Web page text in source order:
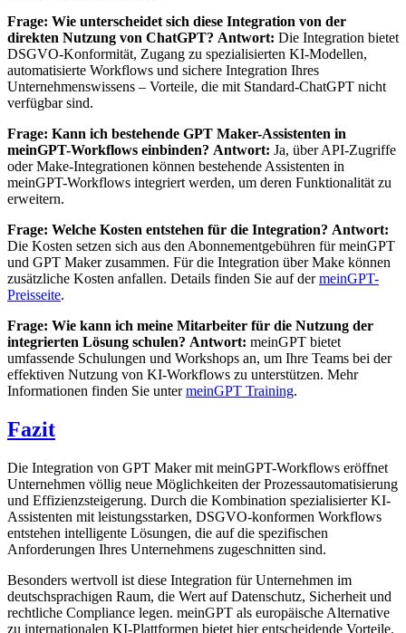
Frage: Wie unterscheidet sich diese Integration von der
direkten Nutzung von ChatGPT? Antwort: Die Integration bietet
DSGVO-Konformität, Zugang zu spezialisierten KI-Modellen,
automatisierte Workflows und sichere Integration Ihres
Unternehmenswissens – Vorteile, die mit Standard-ChatGPT nicht
verfügbar sind.
Frage: Kann ich bestehende GPT Maker-Assistenten in
meinGPT-Workflows einbinden? Antwort: Ja, über API-Zugriffe
oder Make-Integrationen können bestehende Assistenten in
meinGPT-Workflows integriert werden, um deren Funktionalität zu
erweitern.
Frage: Welche Kosten entstehen für die Integration? Antwort:
Die Kosten setzen sich aus den Abonnementgebühren für meinGPT
und GPT Maker zusammen. Für die Integration über Make können
zusätzliche Kosten anfallen. Details finden Sie auf dermeinGPT-
Preisseite.
Frage: Wie kann ich meine Mitarbeiter für die Nutzung der
integrierten Lösung schulen? Antwort: meinGPT bietet
umfassende Schulungen und Workshops an, um Ihre Teams bei der
effektiven Nutzung von KI-Workflows zu unterstützen. Mehr
Informationen finden Sie untermeinGPT Training.
Fazit
Die Integration von GPT Maker mit meinGPT-Workflows eröffnet
Unternehmen völlig neue Möglichkeiten der Prozessautomatisierung
und Effizienzsteigerung. Durch die Kombination spezialisierter KI-
Assistenten mit leistungsstarken, DSGVO-konformen Workflows
entstehen intelligente Lösungen, die auf die spezifischen
Anforderungen Ihres Unternehmens zugeschnitten sind.
Besonders wertvoll ist diese Integration für Unternehmen im
deutschsprachigen Raum, die Wert auf Datenschutz, Sicherheit und
rechtliche Compliance legen. meinGPT als europäische Alternative
zu internationalen KI-Plattformen bietet hier entscheidende Vorteile.